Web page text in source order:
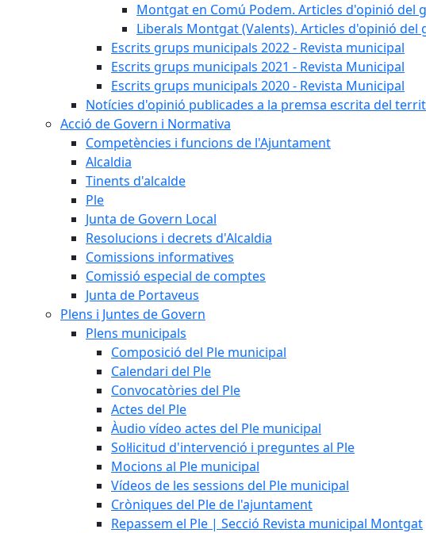
Montgat en Comú Podem. Articles d'opinió del
Liberals Montgat (Valents). Articles d'opinió del
Escrits grups municipals 2022 - Revista municipal
Escrits grups municipals 2021 - Revista Municipal
Escrits grups municipals 2020 - Revista Municipal
Notícies d'opinió publicades a la premsa escrita del
Acció de Govern i Normativa
Competències i funcions de l'Ajuntament
Alcaldia
Tinents d'alcalde
Ple
Junta de Govern Local
Resolucions i decrets d'Alcaldia
Comissions informatives
Comissió especial de comptes
Junta de Portaveus
Plens i Juntes de Govern
Plens municipals
Composició del Ple municipal
Calendari del Ple
Convocatòries del Ple
Actes del Ple
Àudio vídeo actes del Ple municipal
Sol·licitud d'intervenció i preguntes al Ple
Mocions al Ple municipal
Vídeos de les sessions del Ple municipal
Cròniques del Ple de l'ajuntament
Repassem el Ple | Secció Revista municipal Montgat